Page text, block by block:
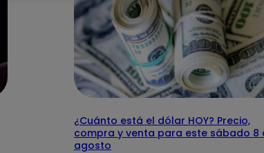
¿Cuánto está el dólar HOY? Precio,
compra y venta para este sábado 8
agosto